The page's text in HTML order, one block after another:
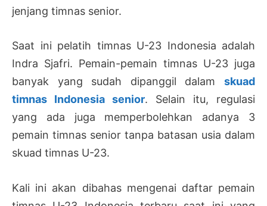
jenjang timnas senior.
Saat ini pelatih timnas U-23 Indonesia adalah
Indra Sjafri. Pemain-pemain timnas U-23 juga
banyak yang sudah dipanggil dalam skuad
timnas Indonesia senior. Selain itu, regulasi
yang ada juga memperbolehkan adanya 3
pemain timnas senior tanpa batasan usia dalam
skuad timnas U-23.
Kali ini akan dibahas mengenai daftar pemain